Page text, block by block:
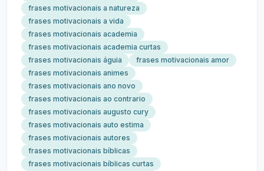
frases motivacionais a natureza
frases motivacionais a vida
frases motivacionais academia
frases motivacionais academia curtas
frases motivacionais águia
frases motivacionais amor
frases motivacionais animes
frases motivacionais ano novo
frases motivacionais ao contrario
frases motivacionais augusto cury
frases motivacionais auto estima
frases motivacionais autores
frases motivacionais bíblicas
frases motivacionais bíblicas curtas